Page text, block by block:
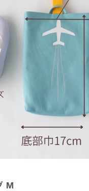
M